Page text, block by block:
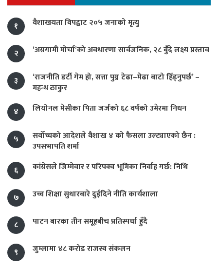
१ वैशाखयता विपद्बाट २०५ जनाको मृत्यु
२ ‘अग्रगामी मोर्चा’को अवधारणा सार्वजनिक, २८ बुँदे लक्ष्य प्रस्ताव
३
‘राजनीति डर्टी गेम हो, सत्ता पुग्न टेढा–मेढा बाटो हिँड्नुपर्छ’ –
महन्थ ठाकुर
४
लियोनल मेसीका पिता जर्जको ६८ वर्षको उमेरमा निधन
५
सर्वोच्चको आदेशले वैशाख ४ को फैसला उल्ट्याएको छैन :
उपसभापति शर्मा
६
कांग्रेसले जिम्मेवार र परिपक्व भूमिका निर्वाह गर्छ: निधि
७ उच्च शिक्षा सुधारबारे दुईदिने नीति कार्यशाला
८ पाटन बारका तीन समूहबीच प्रतिस्पर्धा हुँदै
९ जुम्लामा ४८ करोड राजस्व संकलन